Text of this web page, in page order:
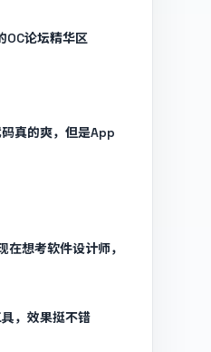
OC论坛精华区
真的爽，但是App
想考软件设计师，
，效果挺不错